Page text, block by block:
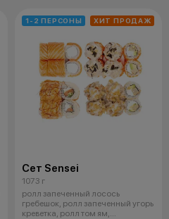
1-2 ПЕРСОНЫ ХИТ ПРОДАЖ
Сет Sensei
1073 г
ролл запеченный лосось
гребешок, ролл запеченный угорь
креветка, ролл том ям,